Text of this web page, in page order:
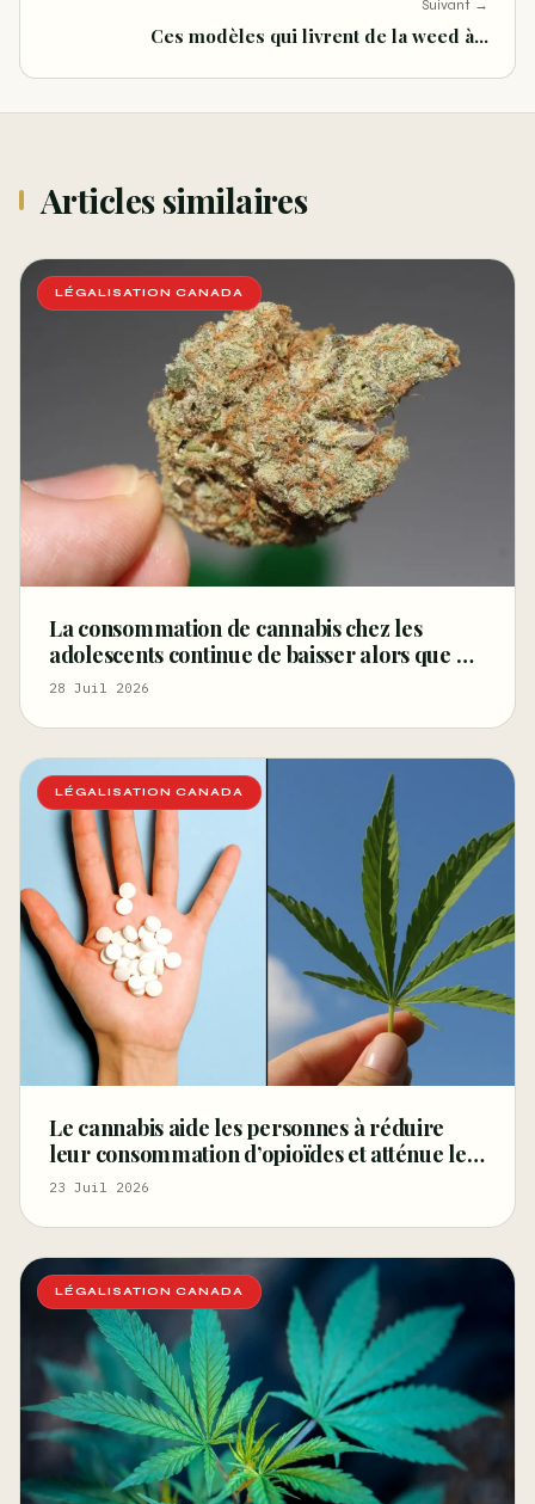
Suivant →
Ces modèles qui livrent de la weed à…
Articles similaires
LÉGALISATION CANADA
La consommation de cannabis chez les
adolescents continue de baisser alors que de
plus en plus d’États la légalisent pour les
Marijuana Moment
28 Juil 2026
LÉGALISATION CANADA
Le cannabis aide les personnes à réduire
leur consommation d’opioïdes et atténue les
symptômes de sevrage, selon une étude
Marijuana Moment
23 Juil 2026
LÉGALISATION CANADA